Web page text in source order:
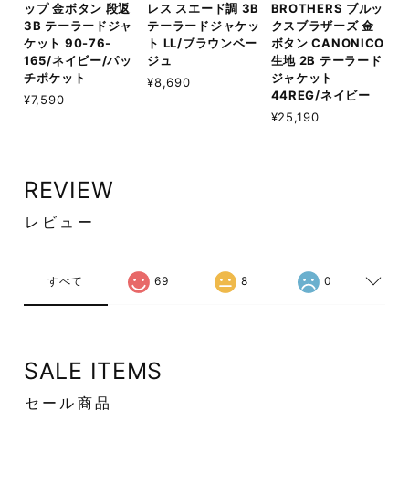
ップ 金ボタン 段返
3B テーラードジャ
ケット 90-76-
165/ネイビー/パッ
チポケット
¥7,590
レス スエード調 3B
テーラードジャケッ
ト LL/ブラウンベー
ジュ
¥8,690
BROTHERS ブルッ
クスブラザーズ 金
ボタン CANONICO
生地 2B テーラード
ジャケット
44REG/ネイビー
¥25,190
REVIEW
レビュー
すべて 69 8 0
SALE ITEMS
セール商品